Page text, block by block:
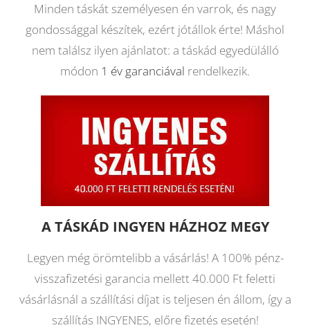
Minden táskát személyesen én varrok, és nagy
gondossággal készítek, ezért jótállok érte! Máshol
nem találsz ilyen ajánlatot: a táskád egyedülálló
módon 1 év garanciával rendelkezik.
A TÁSKÁD INGYEN HÁZHOZ MEGY
Legyen még örömtelibb a vásárlás! A 100% pénz-
visszafizetési garancia mellett 40.000 Ft feletti
vásárlásnál a szállítási díjat is teljesen én állom, így a
szállítás INGYENES, előre fizetés esetén!